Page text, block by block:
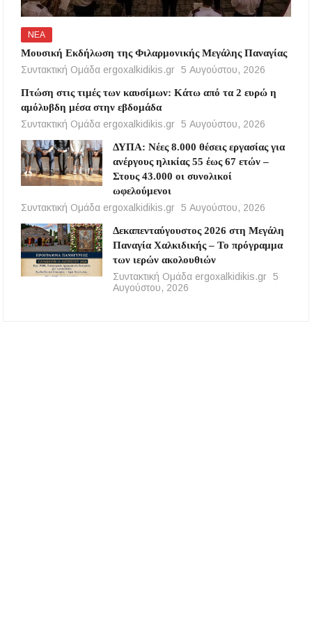
ΝΕΑ
Μουσική Εκδήλωση της Φιλαρμονικής Μεγάλης Παναγίας
Συντακτική Ομάδα ergoxalkidikis.gr 5 Αυγούστου, 2026
Πτώση στις τιμές των καυσίμων: Κάτω από τα 2 ευρώ η
αμόλυβδη μέσα στην εβδομάδα
Συντακτική Ομάδα ergoxalkidikis.gr 5 Αυγούστου, 2026
ΔΥΠΑ: Νέες 8.000 θέσεις εργασίας για
ανέργους ηλικίας 55 έως 67 ετών –
Στους 43.000 οι συνολικοί
ωφελούμενοι
Συντακτική Ομάδα ergoxalkidikis.gr 5 Αυγούστου, 2026
Δεκαπενταύγουστος 2026 στη Μεγάλη
Παναγία Χαλκιδικής – Το πρόγραμμα
των ιερών ακολουθιών
Συντακτική Ομάδα ergoxalkidikis.gr 5
Αυγούστου, 2026